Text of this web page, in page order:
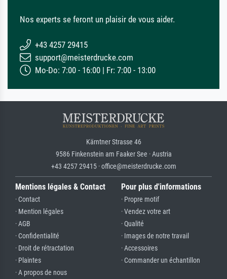
Nos experts se feront un plaisir de vous aider.
+43 4257 29415
support@meisterdrucke.com
Mo-Do: 7:00 - 16:00 | Fr: 7:00 - 13:00
Kärntner Strasse 46
9586 Finkenstein am Faaker See · Austria
+43 4257 29415 · office@meisterdrucke.com
Mentions légales & Contact
· Contact
· Mention légales
· AGB
· Confidentialité
· Droit de rétractation
· Plaintes
· A propos de nous
Pour plus d'informations
· Propre motif
· Vendez votre art
· Qualité
· Images de notre travail
· Accessoires
· Commander un échantillon